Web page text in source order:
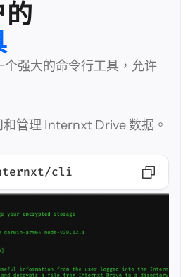
强大的命令行工具，允许
管理 Internxt Drive 数据。
cli